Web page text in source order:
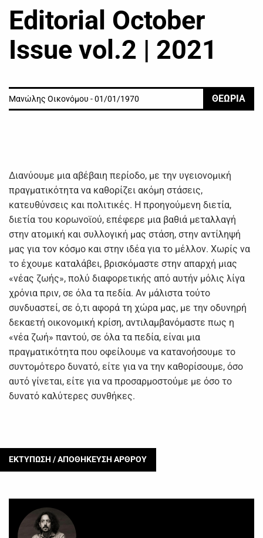
Editorial October
Issue vol.2 | 2021
Μανώλης Οικονόμου - 01/01/1970 ΘΕΩΡΙΑ
Διανύουμε μια αβέβαιη περίοδο, με την υγειονομική
πραγματικότητα να καθορίζει ακόμη στάσεις,
κατευθύνσεις και πολιτικές. Η προηγούμενη διετία,
διετία του κορωνοϊού, επέφερε μια βαθιά μεταλλαγή
στην ατομική και συλλογική μας στάση, στην αντίληψή
μας για τον κόσμο και στην ιδέα για το μέλλον. Χωρίς να
το έχουμε καταλάβει, βρισκόμαστε στην απαρχή μιας
«νέας ζωής», πολύ διαφορετικής από αυτήν μόλις λίγα
χρόνια πριν, σε όλα τα πεδία. Αν μάλιστα τούτο
συνδυαστεί, σε ό,τι αφορά τη χώρα μας, με την οδυνηρή
δεκαετή οικονομική κρίση, αντιλαμβανόμαστε πως η
«νέα ζωή» παντού, σε όλα τα πεδία, είναι μια
πραγματικότητα που οφείλουμε να κατανοήσουμε το
συντομότερο δυνατό, είτε για να την καθορίσουμε, όσο
αυτό γίνεται, είτε για να προσαρμοστούμε με όσο το
δυνατό καλύτερες συνθήκες.
ΕΚΤΥΠΩΣΗ / ΑΠΟΘΗΚΕΥΣΗ ΑΡΘΡΟΥ